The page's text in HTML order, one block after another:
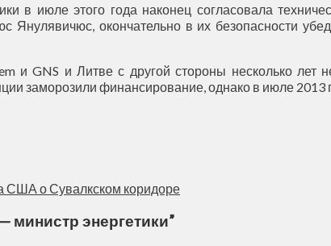
в июле этого года наконец согласовала
окончательно в их безопасности
и GNS и Литве с другой стороны несколько лет
заморозили финансирование, однако в июле 2013
США о Сувалкском коридоре
министр энергетики”